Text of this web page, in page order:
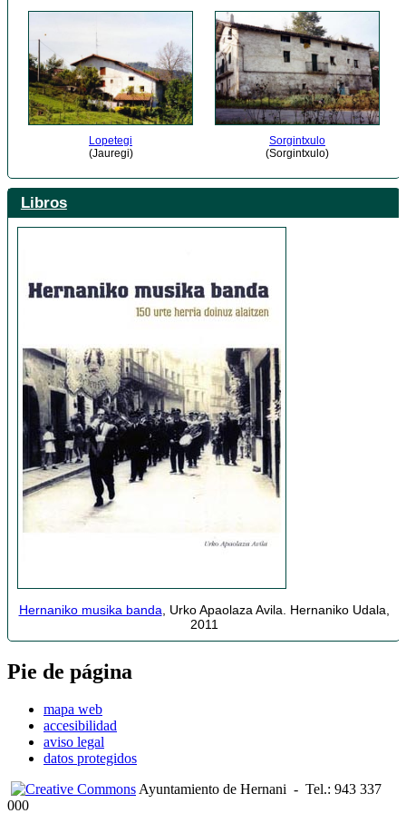
Lopetegi
(Jauregi)
Sorgintxulo
(Sorgintxulo)
Libros
Hernaniko musika banda , Urko Apaolaza Avila. Hernaniko Udala,
2011
Pie de página
mapa web
accesibilidad
aviso legal
datos protegidos
Ayuntamiento de Hernani - Tel.: 943 337
000